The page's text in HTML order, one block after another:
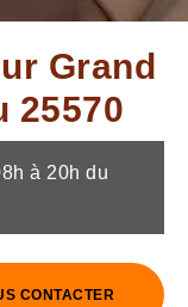
Grand
25570
à 20h du
CONTACTER